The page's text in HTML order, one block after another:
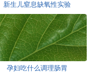
新生儿窒息缺氧性实验
孕妇吃什么调理肠胃